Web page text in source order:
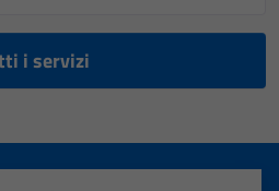
i servizi